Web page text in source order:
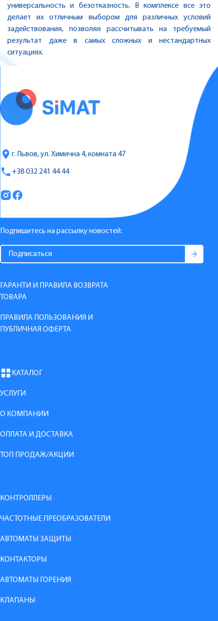
универсальность и безотказность. В комплексе все это
делает их отличным выбором для различных условий
задействования, позволяя рассчитывать на требуемый
результат даже в самых сложных и нестандартных
ситуациях.
г. Львов, ул. Химична 4, комната 47
+38 032 241 44 44
Подпишитесь на рассылку новостей:
ГАРАНТИ И ПРАВИЛА ВОЗВРАТА
ТОВАРА
ПРАВИЛА ПОЛЬЗОВАНИЯ И
ПУБЛИЧНАЯ ОФЕРТА
КАТАЛОГ
УСЛУГИ
О КОМПАНИИ
ОПЛАТА И ДОСТАВКА
ТОП ПРОДАЖ/АКЦИИ
КОНТРОЛЛЕРЫ
ЧАСТОТНЫЕ ПРЕОБРАЗОВАТЕЛИ
АВТОМАТЫ ЗАЩИТЫ
КОНТАКТОРЫ
АВТОМАТЫ ГОРЕНИЯ
КЛАПАНЫ